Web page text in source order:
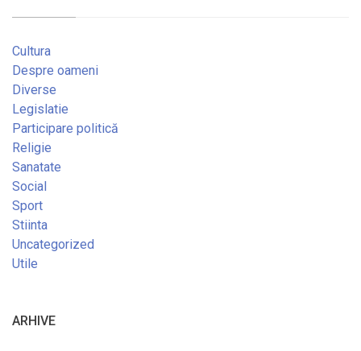
Cultura
Despre oameni
Diverse
Legislatie
Participare politică
Religie
Sanatate
Social
Sport
Stiinta
Uncategorized
Utile
ARHIVE